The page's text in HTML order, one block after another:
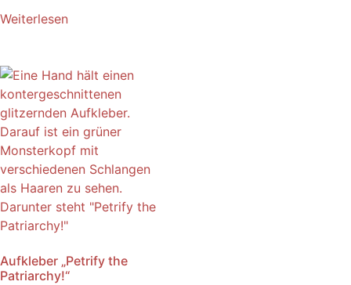
Weiterlesen
Aufkleber „Petrify the
Patriarchy!“